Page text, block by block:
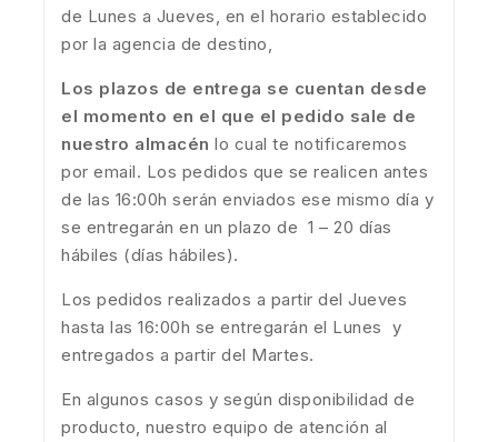
de Lunes a Jueves, en el horario establecido
por la agencia de destino,
Los plazos de entrega se cuentan desde
el momento en el que el pedido sale de
nuestro almacén lo cual te notificaremos
por email. Los pedidos que se realicen antes
de las 16:00h serán enviados ese mismo día y
se entregarán en un plazo de 1 – 20 días
hábiles (días hábiles).
Los pedidos realizados a partir del Jueves
hasta las 16:00h se entregarán el Lunes y
entregados a partir del Martes.
En algunos casos y según disponibilidad de
producto, nuestro equipo de atención al